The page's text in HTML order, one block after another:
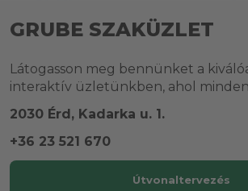
GRUBE SZAKÜZLET
Látogasson meg bennünket a
interaktív üzletünkben, ahol
2030 Érd, Kadarka u. 1.
+36 23 521 670
Útvonaltervezés